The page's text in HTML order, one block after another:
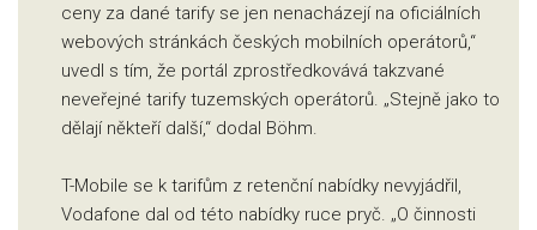
ceny za dané tarify se jen nenacházejí na oficiálních
webových stránkách českých mobilních operátorů,“
uvedl s tím, že portál zprostředkovává takzvané
neveřejné tarify tuzemských operátorů. „Stejně jako to
dělají někteří další,“ dodal Böhm.
T-Mobile se k tarifům z retenční nabídky nevyjádřil,
Vodafone dal od této nabídky ruce pryč. „O činnosti